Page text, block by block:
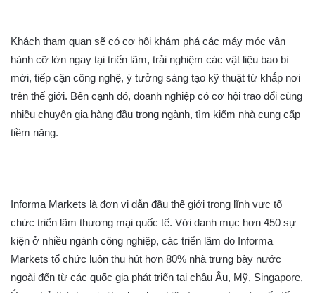
Khách tham quan sẽ có cơ hội khám phá các máy móc vận
hành cỡ lớn ngay tại triển lãm, trải nghiệm các vật liệu bao bì
mới, tiếp cận công nghệ, ý tưởng sáng tạo kỹ thuật từ khắp nơi
trên thế giới. Bên cạnh đó, doanh nghiệp có cơ hội trao đổi cùng
nhiều chuyên gia hàng đầu trong ngành, tìm kiếm nhà cung cấp
tiềm năng.
Informa Markets là đơn vị dẫn đầu thế giới trong lĩnh vực tổ
chức triển lãm thương mại quốc tế. Với danh mục hơn 450 sự
kiện ở nhiều ngành công nghiệp, các triển lãm do Informa
Markets tổ chức luôn thu hút hơn 80% nhà trưng bày nước
ngoài đến từ các quốc gia phát triển tại châu Âu, Mỹ, Singapore,